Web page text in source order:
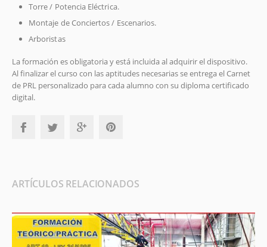
Torre / Potencia Eléctrica.
Montaje de Conciertos / Escenarios.
Arboristas
La formación es obligatoria y está incluida al adquirir el dispositivo.
Al finalizar el curso con las aptitudes necesarias se entrega el Carnet
de PRL personalizado para cada alumno con su diploma certificado
digital.
ARTÍCULOS RELACIONADOS